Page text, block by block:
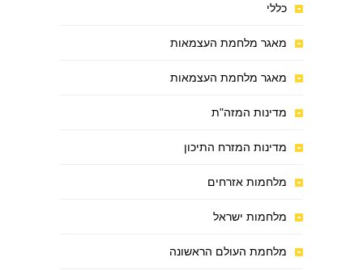
כללי
מאגר מלחמת העצמאות
מאגר מלחמת העצמאות
מדינות המזה"ת
מדינות המזרח התיכון
מלחמות אזרחים
מלחמות ישראל
מלחמת העולם הראשונה